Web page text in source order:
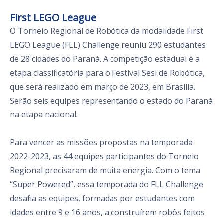
First LEGO League
O Torneio Regional de Robótica da modalidade First
LEGO League (FLL) Challenge reuniu 290 estudantes
de 28 cidades do Paraná. A competição estadual é a
etapa classificatória para o Festival Sesi de Robótica,
que será realizado em março de 2023, em Brasília.
Serão seis equipes representando o estado do Paraná
na etapa nacional.
Para vencer as missões propostas na temporada
2022-2023, as 44 equipes participantes do Torneio
Regional precisaram de muita energia. Com o tema
“Super Powered”, essa temporada do FLL Challenge
desafia as equipes, formadas por estudantes com
idades entre 9 e 16 anos, a construírem robôs feitos